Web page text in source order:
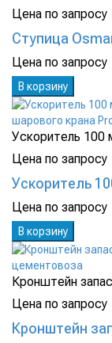
Цена по запросу
Ступица
Цена по запросу
В корзину
Ускоритель 100
Цена по запросу
Ускоритель
Цена по запросу
В корзину
Кронштейн
Цена по запросу
Кронштейн